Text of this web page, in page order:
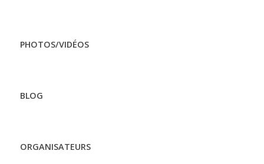
PHOTOS/VIDÉOS
BLOG
ORGANISATEURS